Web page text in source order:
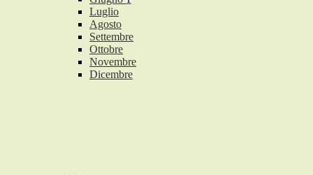
Luglio
Agosto
Settembre
Ottobre
Novembre
Dicembre